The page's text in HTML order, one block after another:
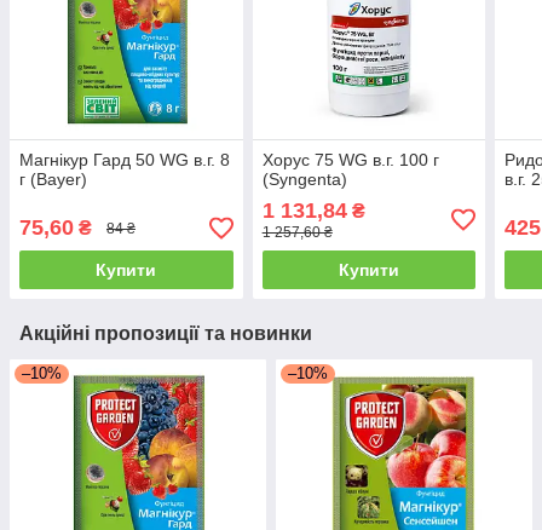
Магнікур Гард 50 WG в.г. 8
г (Bayer)
75,60 ₴ 84 ₴
Купити
Хорус 75 WG в.г. 100 г
(Syngenta)
1 131,84₴
1 257,60 ₴
Купити
в.г.
Акційні пропозиції та новинки
–10% –10%